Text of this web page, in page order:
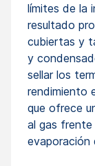
límites de la
resultado
cubiertas y
y
sellar los
rendimiento
que ofrece
al gas frente
evaporación